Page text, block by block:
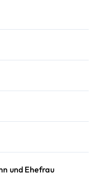
und Ehefrau